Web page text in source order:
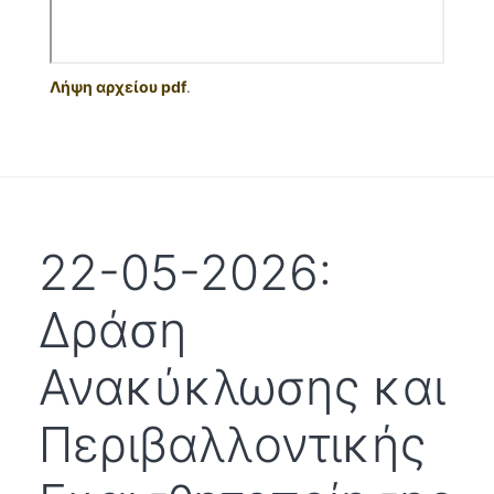
Λήψη αρχείου pdf.
22-05-2026:
Δράση
Ανακύκλωσης και
Περιβαλλοντικής